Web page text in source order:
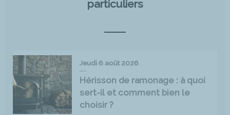
particuliers
Jeudi 6 août 2026
Hérisson de ramonage : à quoi
sert-il et comment bien le
choisir ?